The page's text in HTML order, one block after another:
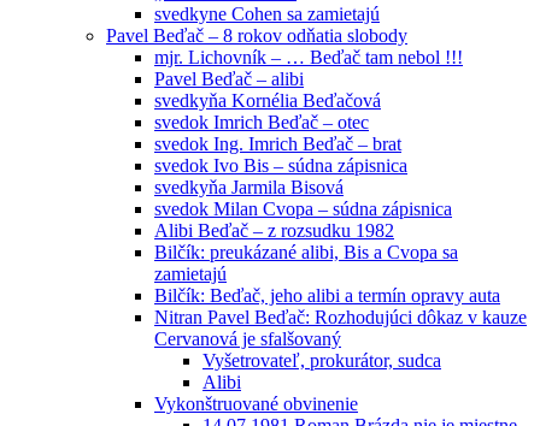
svedkyne Cohen sa zamietajú
Pavel Beďač – 8 rokov odňatia slobody
mjr. Lichovník – … Beďač tam nebol !!!
Pavel Beďač – alibi
svedkyňa Kornélia Beďačová
svedok Imrich Beďač – otec
svedok Ing. Imrich Beďač – brat
svedok Ivo Bis – súdna zápisnica
svedkyňa Jarmila Bisová
svedok Milan Cvopa – súdna zápisnica
Alibi Beďač – z rozsudku 1982
Bilčík: preukázané alibi, Bis a Cvopa sa
zamietajú
Bilčík: Beďač, jeho alibi a termín opravy auta
Nitran Pavel Beďač: Rozhodujúci dôkaz v kauze
Cervanová je sfalšovaný
Vyšetrovateľ, prokurátor, sudca
Alibi
Vykonštruované obvinenie